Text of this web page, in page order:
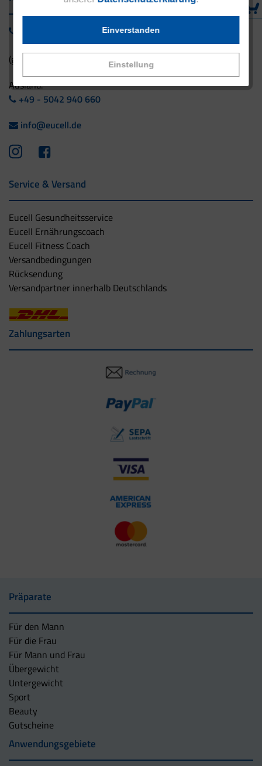
Einstellung
Einverstanden
(gebührenfrei aus Deutschland)
Ausland:
+49 - 5042 940 660
info@eucell.de
Service & Versand
Eucell Gesundheitsservice
Eucell Ernährungscoach
Eucell Fitness Coach
Versandbedingungen
Rücksendung
Versandpartner innerhalb Deutschlands
Zahlungsarten
Präparate
Für den Mann
Für die Frau
Für Mann und Frau
Übergewicht
Untergewicht
Sport
Beauty
Gutscheine
Anwendungsgebiete